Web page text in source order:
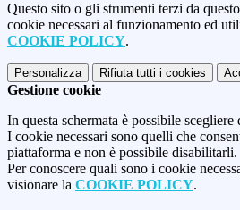
Questo sito o gli strumenti terzi da
cookie necessari al funzionamento ed
COOKIE POLICY.
Personalizza Rifiuta tutti i cookies
Gestione cookie
In questa schermata è possibile
I cookie necessari sono quelli che
piattaforma e non è possibile disabilitarli.
Per conoscere quali sono i cookie
visionare la COOKIE POLICY.